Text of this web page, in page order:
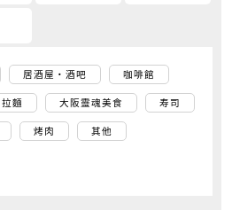
居酒屋・酒吧 咖啡館
拉麵 大阪靈魂美食 寿司
烤肉 其他